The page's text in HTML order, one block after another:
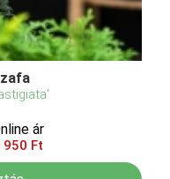
ár
950 Ft